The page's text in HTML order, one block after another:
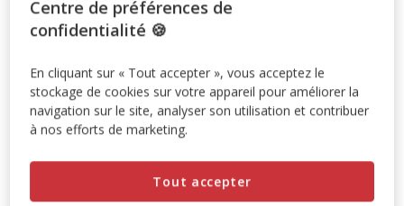
Promotion disponible
-10% sur votre première commande* avec votre Carte
Animalis. Offre non cumulable aux autres promotions en
cours. Voir conditions
Copier
Prix 33.99€, 8.49 EUR par kg
33.99€ (8.49€ / kg)
Centre de préférences de
confidentialité 🍪
En cliquant sur « Tout accepter », vous acceptez le
stockage de cookies sur votre appareil pour améliorer la
navigation sur le site, analyser son utilisation et contribuer
à nos efforts de marketing.
Tout accepter